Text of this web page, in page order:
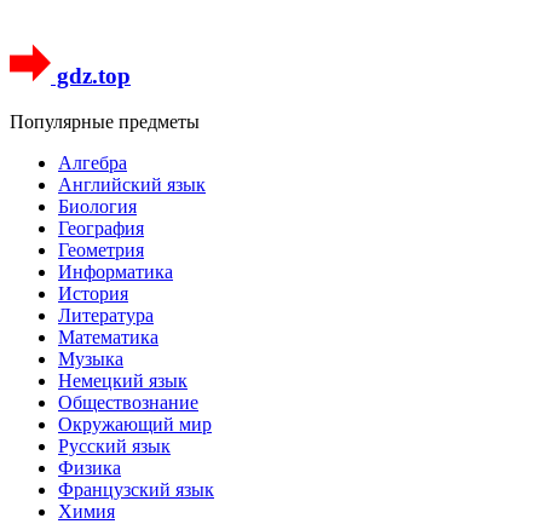
gdz.top
Популярные предметы
Алгебра
Английский язык
Биология
География
Геометрия
Информатика
История
Литература
Математика
Музыка
Немецкий язык
Обществознание
Окружающий мир
Русский язык
Физика
Французский язык
Химия